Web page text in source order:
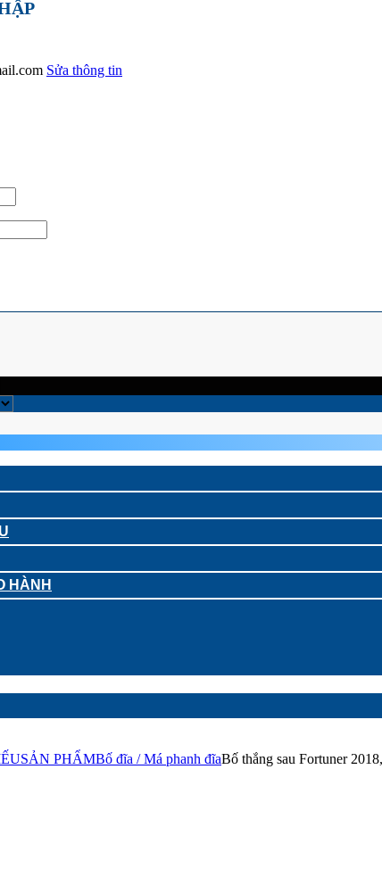
Sửa thông tin
HÀNH
SẢN PHẨMBố đĩa / Má phanh đĩaBố thắng sau Fortuner